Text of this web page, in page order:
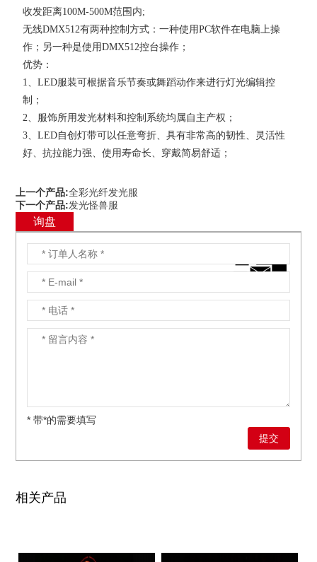
收发距离100M-500M范围内;
无线DMX512有两种控制方式：一种使用PC软件在电脑上操
作；另一种是使用DMX512控台操作；
优势：
1、LED服装可根据音乐节奏或舞蹈动作来进行灯光编辑控
制；
2、服饰所用发光材料和控制系统均属自主产权；
3、LED自创灯带可以任意弯折、具有非常高的韧性、灵活性
好、抗拉能力强、使用寿命长、穿戴简易舒适；
上一个产品:全彩光纤发光服
下一个产品:发光怪兽服
询盘
* 带*的需要填写
相关产品